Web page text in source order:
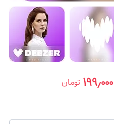
۱۹۹٫۰۰۰ تومان